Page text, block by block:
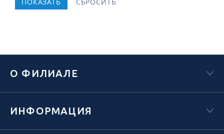
О ФИЛИАЛЕ
ИНФОРМАЦИЯ